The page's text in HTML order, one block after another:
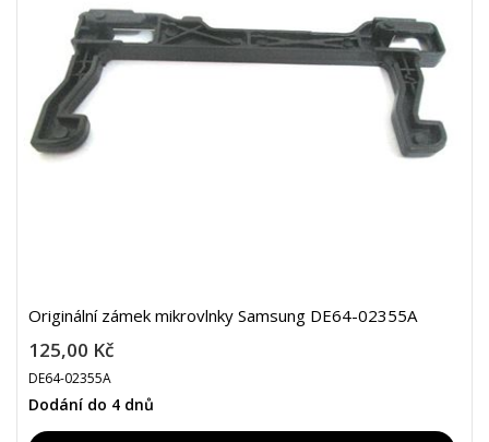
Originální zámek mikrovlnky Samsung DE64-02355A
125,00 Kč
DE64-02355A
Dodání do 4 dnů